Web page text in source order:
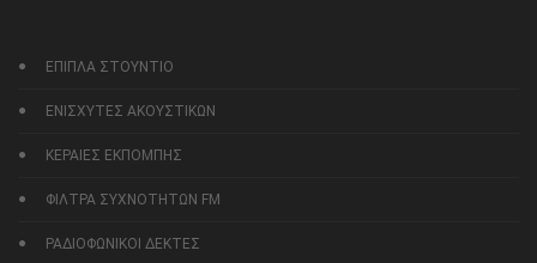
ΕΠΙΠΛΑ ΣΤΟΥΝΤΙΟ
ΕΝΙΣΧΥΤΕΣ ΑΚΟΥΣΤΙΚΩΝ
ΚΕΡΑΙΕΣ ΕΚΠΟΜΠΗΣ
ΦΙΛΤΡΑ ΣΥΧΝΟΤΗΤΩΝ FM
ΡΑΔΙΟΦΩΝΙΚΟΙ ΔΕΚΤΕΣ